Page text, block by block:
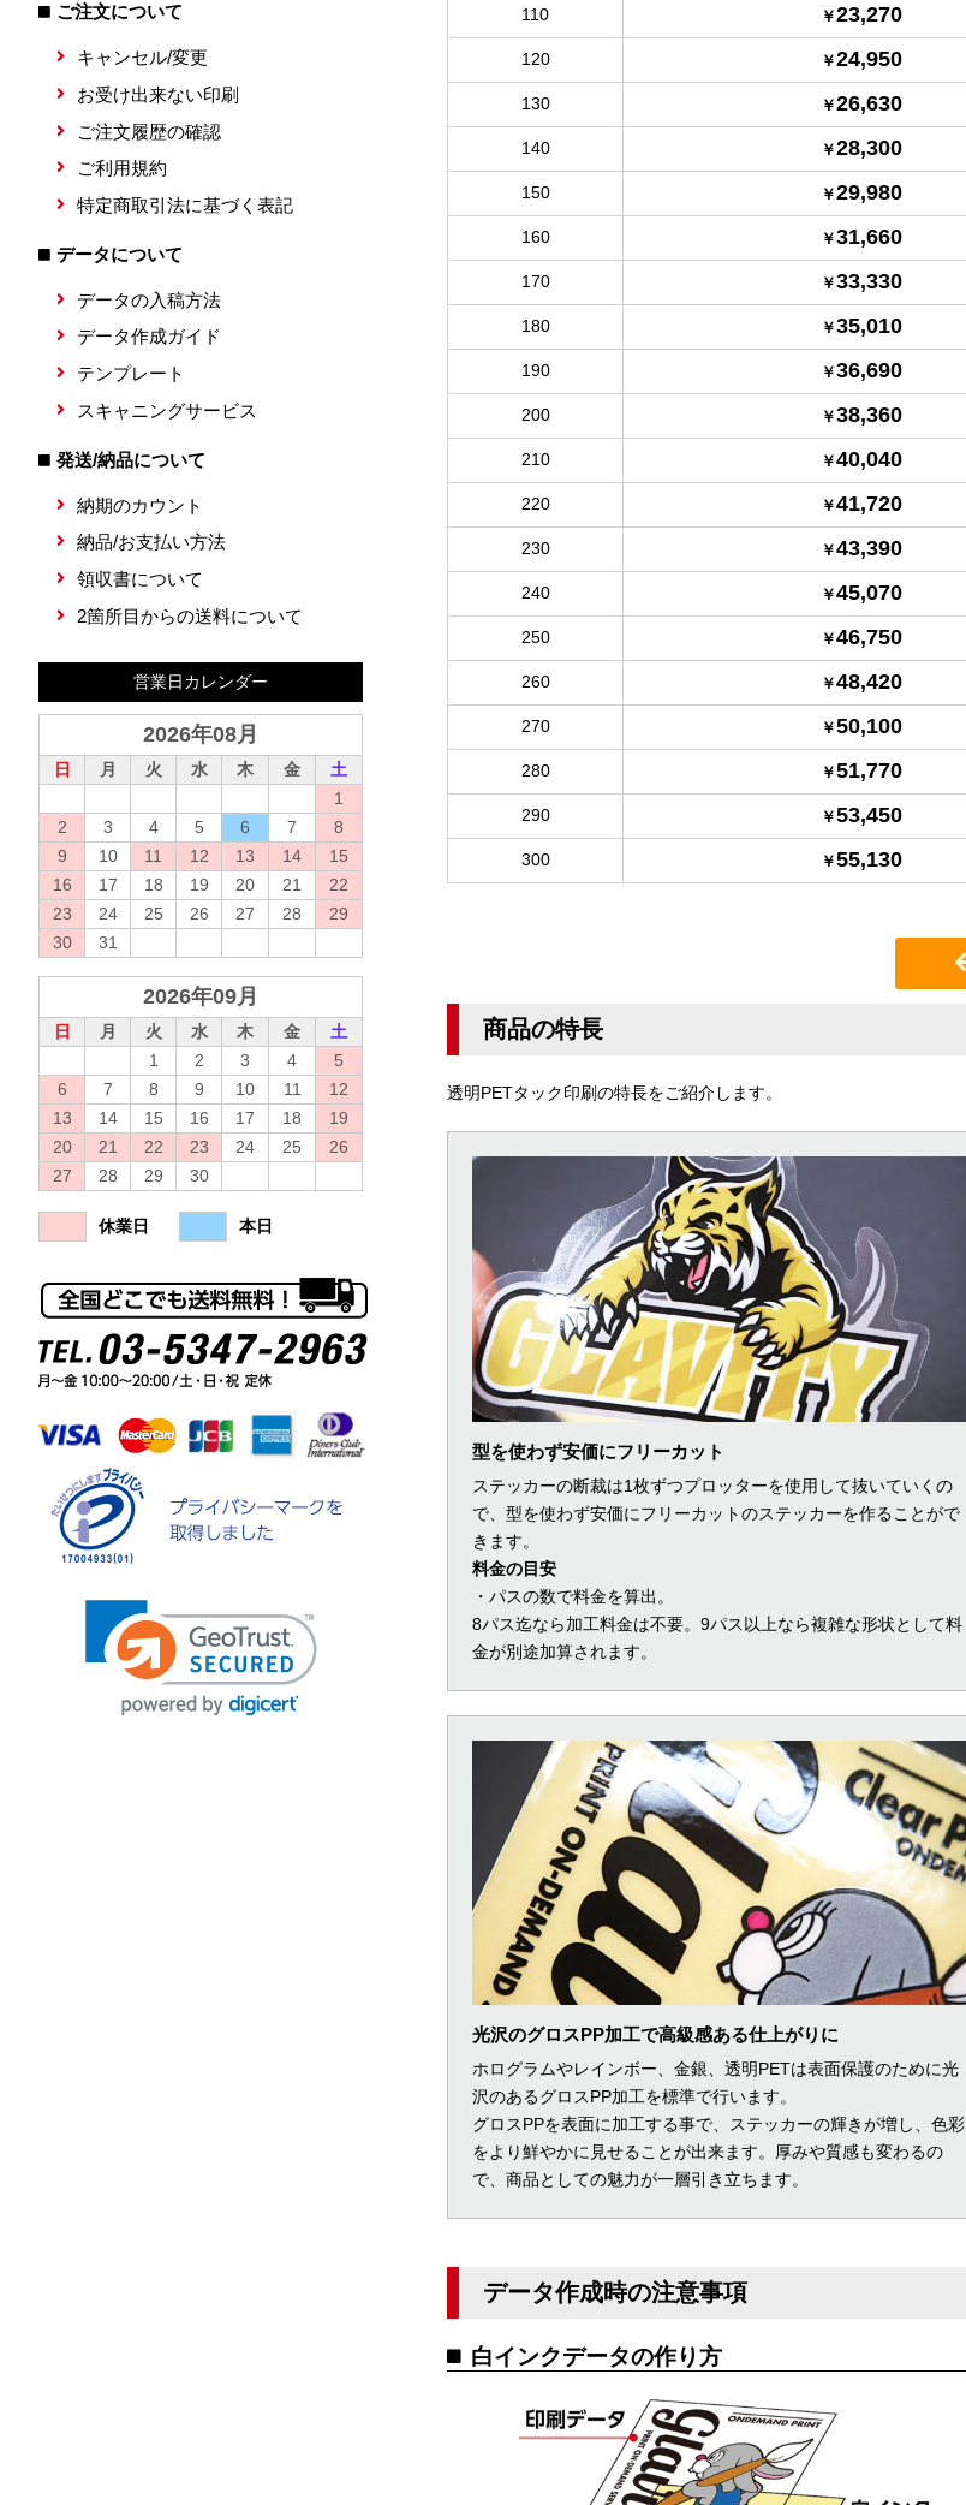
ご注文について
キャンセル/変更
お受け出来ない印刷
ご注文履歴の確認
ご利用規約
特定商取引法に基づく表記
データについて
データの入稿方法
データ作成ガイド
テンプレート
スキャニングサービス
発送/納品について
納期のカウント
納品/お支払い方法
領収書について
2箇所目からの送料について
営業日カレンダー
2026年08月
日 月 火 水 木 金
土
1
2
3 4 5 6 7
8
9
10 11 12 13 14
15
16
17 18 19 20 21
22
23
24 25 26 27 28
29
30
31
2026年09月
日 月 火 水 木 金
土
1
2 3 4
5
6
7 8 9 10 11
12
13
14 15 16 17 18
19
20
21 22 23 24 25
26
27
28 29 30
休業日 本日
110 23,270
120 24,950
130 26,630
140 28,300
150 29,980
160 31,660
170 33,330
180 35,010
190 36,690
200 38,360
210 40,040
220 41,720
230 43,390
240 45,070
250 46,750
260 48,420
270 50,100
280 51,770
290 53,450
300 55,130
商品の特長
透明PETタック印刷の特長をご紹介します。
型を使わず安価にフリーカット
ステッカーの断裁は1枚ずつプロッターを使用して抜いていくの
で、型を使わず安価にフリーカットのステッカーを作ることがで
きます。
料金の目安
・パスの数で料金を算出。
8パス迄なら加工料金は不要。9パス以上なら複雑な形状として料
金が別途加算されます。
光沢のグロスPP加工で高級感ある仕上がりに
ホログラムやレインボー、金銀、透明PETは表面保護のために光
沢のあるグロスPP加工を標準で行います。
グロスPPを表面に加工する事で、ステッカーの輝きが増し、色彩
をより鮮やかに見せることが出来ます。厚みや質感も変わるの
で、商品としての魅力が一層引き立ちます。
データ作成時の注意事項
白インクデータの作り方